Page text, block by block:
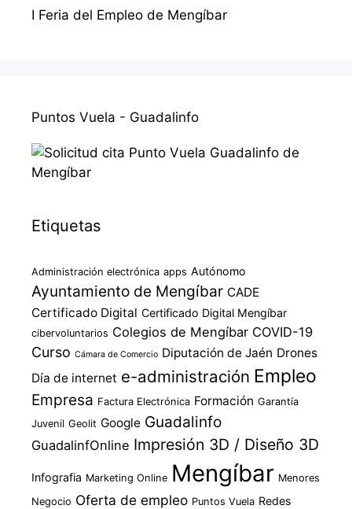
I Feria del Empleo de Mengíbar
Puntos Vuela - Guadalinfo
Etiquetas
Administración electrónica apps Autónomo
Ayuntamiento de Mengíbar CADE
Certificado Digital Certificado Digital Mengíbar
cibervoluntarios Colegios de Mengíbar COVID-19
Curso Cámara de Comercio Diputación de Jaén Drones
Día de internet e-administración Empleo
Empresa Factura Electrónica Formación Garantía
Juvenil Geolit Google Guadalinfo
GuadalinfOnline Impresión 3D / Diseño 3D
Infografia Marketing Online Mengíbar Menores
Negocio Oferta de empleo Puntos Vuela Redes